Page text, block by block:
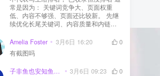
常是因为： 关键词竞争大、页面权重
低、内容不够强、页面还比较新。 先继
续优化长尾关键词、内容质量和内链，
Amelia Foster
3月6日 16:20
0
有截图吗
子非鱼也安知鱼之乐 3月6日 09:23
0